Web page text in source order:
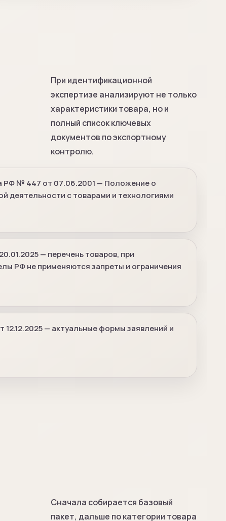
При идентификационной
экспертизе анализируют не только
характеристики товара, но и
полный список ключевых
документов по экспортному
контролю.
РФ № 447 от 07.06.2001 — Положение о
деятельности с товарами и технологиями
— перечень товаров, при
РФ не применяются запреты и ограничения
— актуальные формы заявлений и
Сначала собирается базовый
пакет, дальше по категории товара